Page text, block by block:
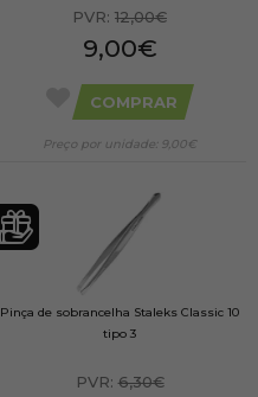
PVR: 12,00€
9,00€
COMPRAR
Preço por unidade: 9,00€
Pinça de sobrancelha Staleks Classic 10
tipo 3
PVR:6,30€